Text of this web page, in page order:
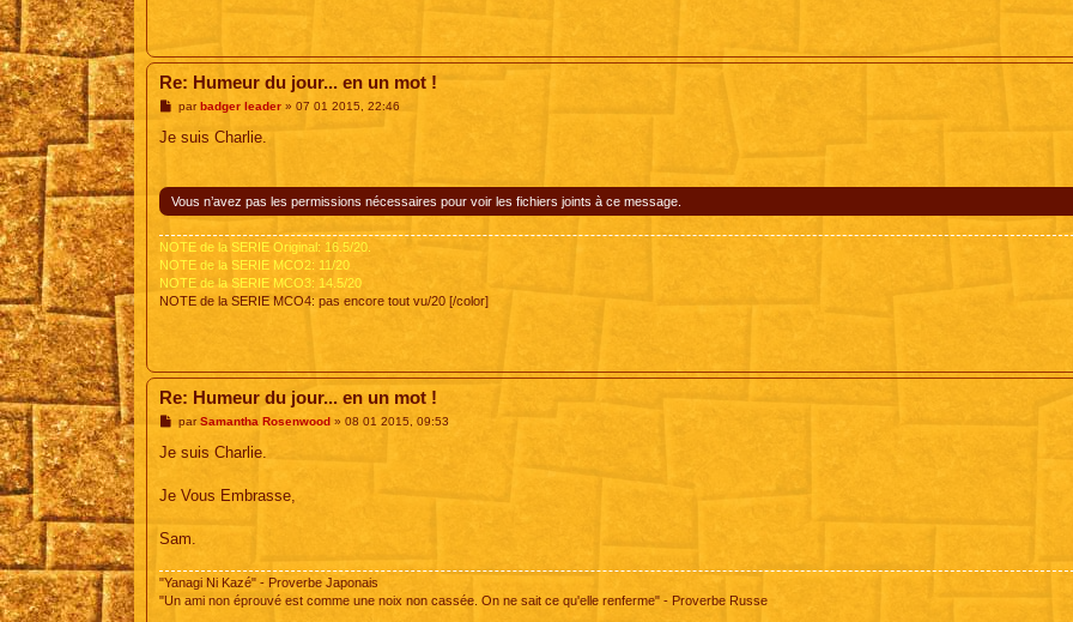
Re: Humeur du jour... en un mot !
M
s
e
parbadger leader» 07 01 2015, 22:46
Je suis Charlie.
Vous n’avez pas les permissions nécessaires pour voir les fichiers joints à ce message.
NOTE de la SERIE Original: 16.5/20.
NOTE de la SERIE MCO2: 11/20
NOTE de la SERIE MCO3: 14.5/20
NOTE de la SERIE MCO4: pas encore tout vu/20 [/color]
Re: Humeur du jour... en un mot !
M
s
g
par Samantha Rosenwood» 08 01 2015, 09:53
Je suis Charlie.
Je Vous Embrasse,
Sam.
"Yanagi Ni Kazé" - Proverbe Japonais
"Un ami non éprouvé est comme une noix non cassée. On ne sait ce qu'elle renferme" - Proverbe Russe